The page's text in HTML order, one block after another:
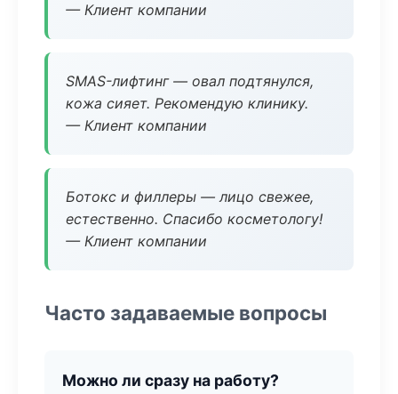
— Клиент компании
SMAS-лифтинг — овал подтянулся,
кожа сияет. Рекомендую клинику.
— Клиент компании
Ботокс и филлеры — лицо свежее,
естественно. Спасибо косметологу!
— Клиент компании
Часто задаваемые вопросы
Можно ли сразу на работу?